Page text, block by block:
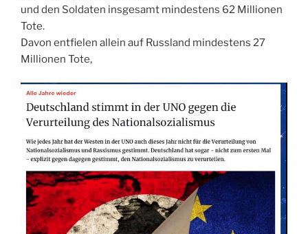
und den Soldaten insgesamt mindestens 62 Millionen
Tote.
Davon entfielen allein auf Russland mindestens 27
Millionen Tote,